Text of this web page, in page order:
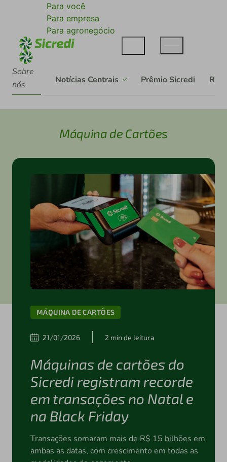
Para você
Para empresa
Para agronegócio
Sobre
nós
Notícias Centrais Prêmio Sicredi
Máquina de Cartões
MÁQUINA DE CARTÕES
21/01/2026 2 min de leitura
Máquinas de cartões do
Sicredi registram recorde
em transações no Natal e
na Black Friday
Transações somaram mais de R$ 15 bilhões em
ambas as datas, com crescimento em todas as